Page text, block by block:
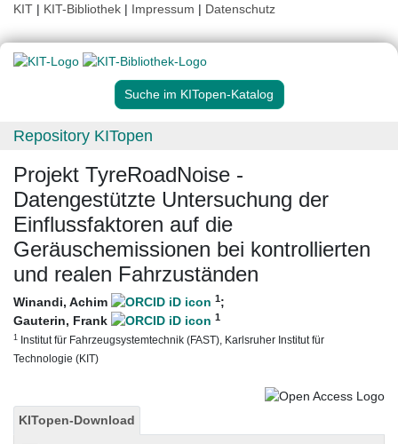
KIT | KIT-Bibliothek | Impressum | Datenschutz
Suche im KITopen-Katalog
Repository KITopen
Projekt TyreRoadNoise -
Datengestützte Untersuchung der
Einflussfaktoren auf die
Geräuschemissionen bei kontrollierten
und realen Fahrzuständen
Winandi, Achim 1;
Gauterin, Frank
1
1 Institut für Fahrzeugsystemtechnik (FAST), Karlsruher Institut für
Technologie (KIT)
KITopen-Download